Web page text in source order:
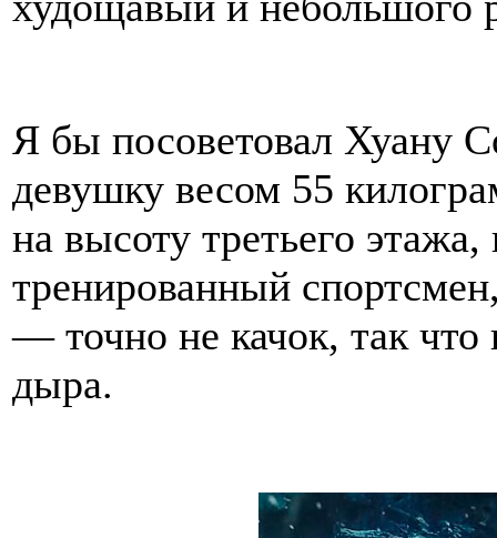
Я бы посоветовал Хуану
девушку весом 55
на высоту третьего
тренированный
— точно не качок, так что
дыра.